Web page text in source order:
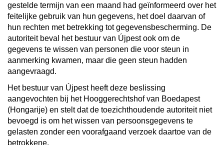
gestelde termijn van een maand had geïnformeerd over het
feitelijke gebruik van hun gegevens, het doel daarvan of
hun rechten met betrekking tot gegevensbescherming. De
autoriteit beval het bestuur van Újpest ook om de
gegevens te wissen van personen die voor steun in
aanmerking kwamen, maar die geen steun hadden
aangevraagd.
Het bestuur van Újpest heeft deze beslissing
aangevochten bij het Hooggerechtshof van Boedapest
(Hongarije) en stelt dat de toezichthoudende autoriteit niet
bevoegd is om het wissen van persoonsgegevens te
gelasten zonder een voorafgaand verzoek daartoe van de
betrokkene.